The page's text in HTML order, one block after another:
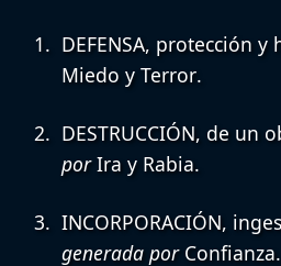
DEFENSA, protección y
Miedo y Terror.
DESTRUCCIÓN, de un
por Ira y Rabia.
INCORPORACIÓN,
generada por Confianza.